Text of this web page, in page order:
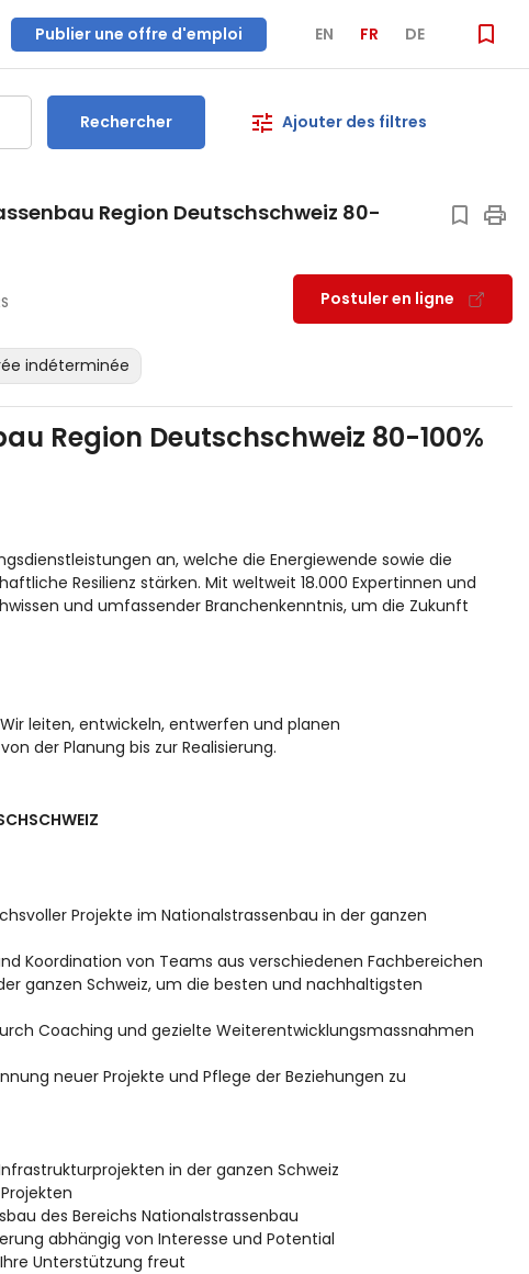
Publier une offre d'emploi EN FR DE
Rechercher Ajouter des filtres
Region Deutschschweiz 80-
Postuler en ligne
indéterminée
Region Deutschschweiz 80-100%
an, welche die Energiewende sowie die
Resilienz stärken. Mit weltweit 18.000 Expertinnen und
und umfassender Branchenkenntnis, um die Zukunft
leiten, entwickeln, entwerfen und planen
der Planung bis zur Realisierung.
Projekte im Nationalstrassenbau in der ganzen
Koordination von Teams aus verschiedenen Fachbereichen
ganzen Schweiz, um die besten und nachhaltigsten
Coaching und gezielte Weiterentwicklungsmassnahmen
neuer Projekte und Pflege der Beziehungen zu
in der ganzen Schweiz
des Bereichs Nationalstrassenbau
abhängig von Interesse und Potential
Unterstützung freut